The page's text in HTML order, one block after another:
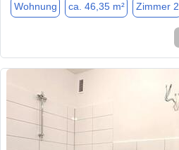
Wohnung ca. 46,35 m² Zimmer 2